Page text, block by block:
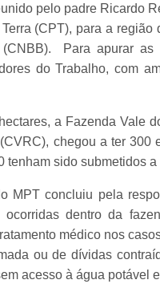
pelo padre Ricardo
(CPT), para a
Para apurar as
do Trabalho, com
a Fazenda Vale
chegou a ter 300
tenham sido submetidos
MPT concluiu pela
ocorridas dentro da
médico nos
ou de dívidas
acesso à água potável